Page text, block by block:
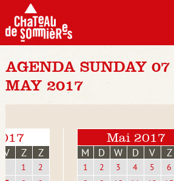
AGENDA SUNDAY 07
MAY 2017
V Z Z
1
2
Mai 2017
M D W D V Z
1 2 3 4 5 6